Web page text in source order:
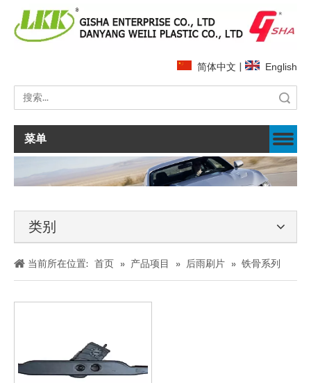
简体中文 | English
菜单
类别
当前所在位置: 首页 » 产品项目 » 后雨刷片 » 铁骨系列